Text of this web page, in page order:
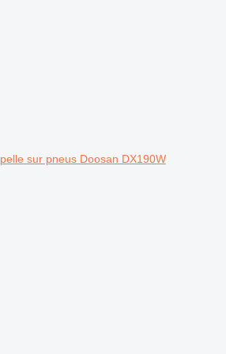
pelle sur pneus Doosan DX190W